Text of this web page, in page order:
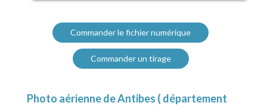
Commander le fichier numérique
Commander un tirage
Photo aérienne de Antibes ( département